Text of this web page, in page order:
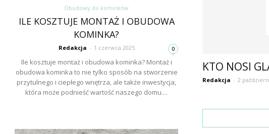
Obudowy do kominków
ILE KOSZTUJE MONTAŻ I OBUDOWA
KOMINKA?
Redakcja - 1 czerwca 2025 0
Ile kosztuje montaż i obudowa kominka? Montaż i
obudowa kominka to nie tylko sposób na stworzenie
przytulnego i ciepłego wnętrza, ale także inwestycja,
która może podnieść wartość naszego domu....
KTO NOSI
Redakcja - 2